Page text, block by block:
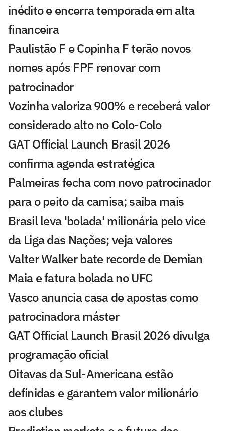
inédito e encerra temporada em alta
financeira
Paulistão F e Copinha F terão novos
nomes após FPF renovar com
patrocinador
Vozinha valoriza 900% e receberá valor
considerado alto no Colo-Colo
GAT Official Launch Brasil 2026
confirma agenda estratégica
Palmeiras fecha com novo patrocinador
para o peito da camisa; saiba mais
Brasil leva 'bolada' milionária pelo vice
da Liga das Nações; veja valores
Valter Walker bate recorde de Demian
Maia e fatura bolada no UFC
Vasco anuncia casa de apostas como
patrocinadora máster
GAT Official Launch Brasil 2026 divulga
programação oficial
Oitavas da Sul-Americana estão
definidas e garantem valor milionário
aos clubes